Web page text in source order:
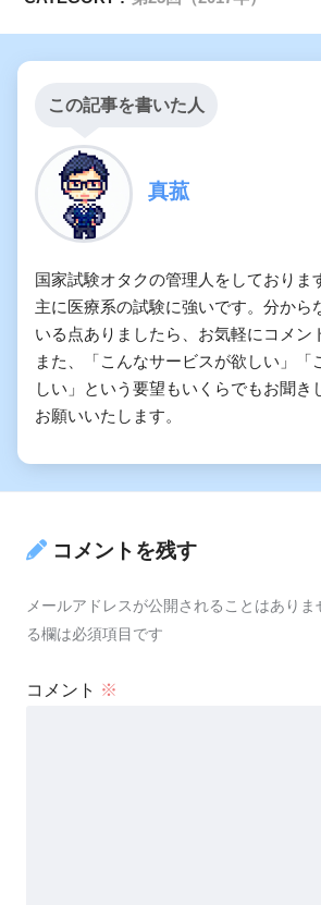
この記事を書いた人
真菰
国家試験オタクの管理人をしておりま
主に医療系の試験に強いです。分から
いる点ありましたら、お気軽にコメン
また、「こんなサービスが欲しい」「
しい」という要望もいくらでもお聞き
お願いいたします。
コメントを残す
メールアドレスが公開されることはありま
る欄は必須項目です
コメント ※